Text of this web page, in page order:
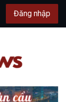
Đăng nhập